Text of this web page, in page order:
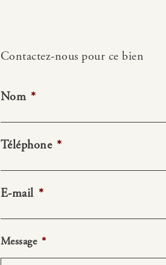
Contactez-nous pour ce bien
Nom *
Téléphone *
E-mail *
Message *